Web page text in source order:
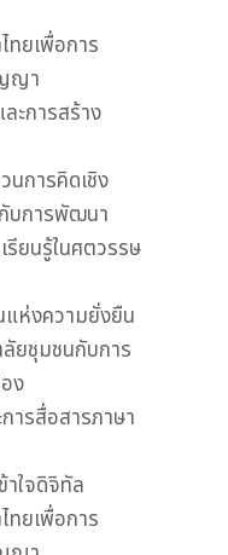
ทยเพื่อการ
ญา
ะการสร้าง
นการคิดเชิง
บการพัฒนา
รียนรู้ในศตวรรษ
แห่งความยั่งยืน
ยชุมชนกับการ
ง
ารสื่อสารภาษา
าใจดิจิทัล
ทยเพื่อการ